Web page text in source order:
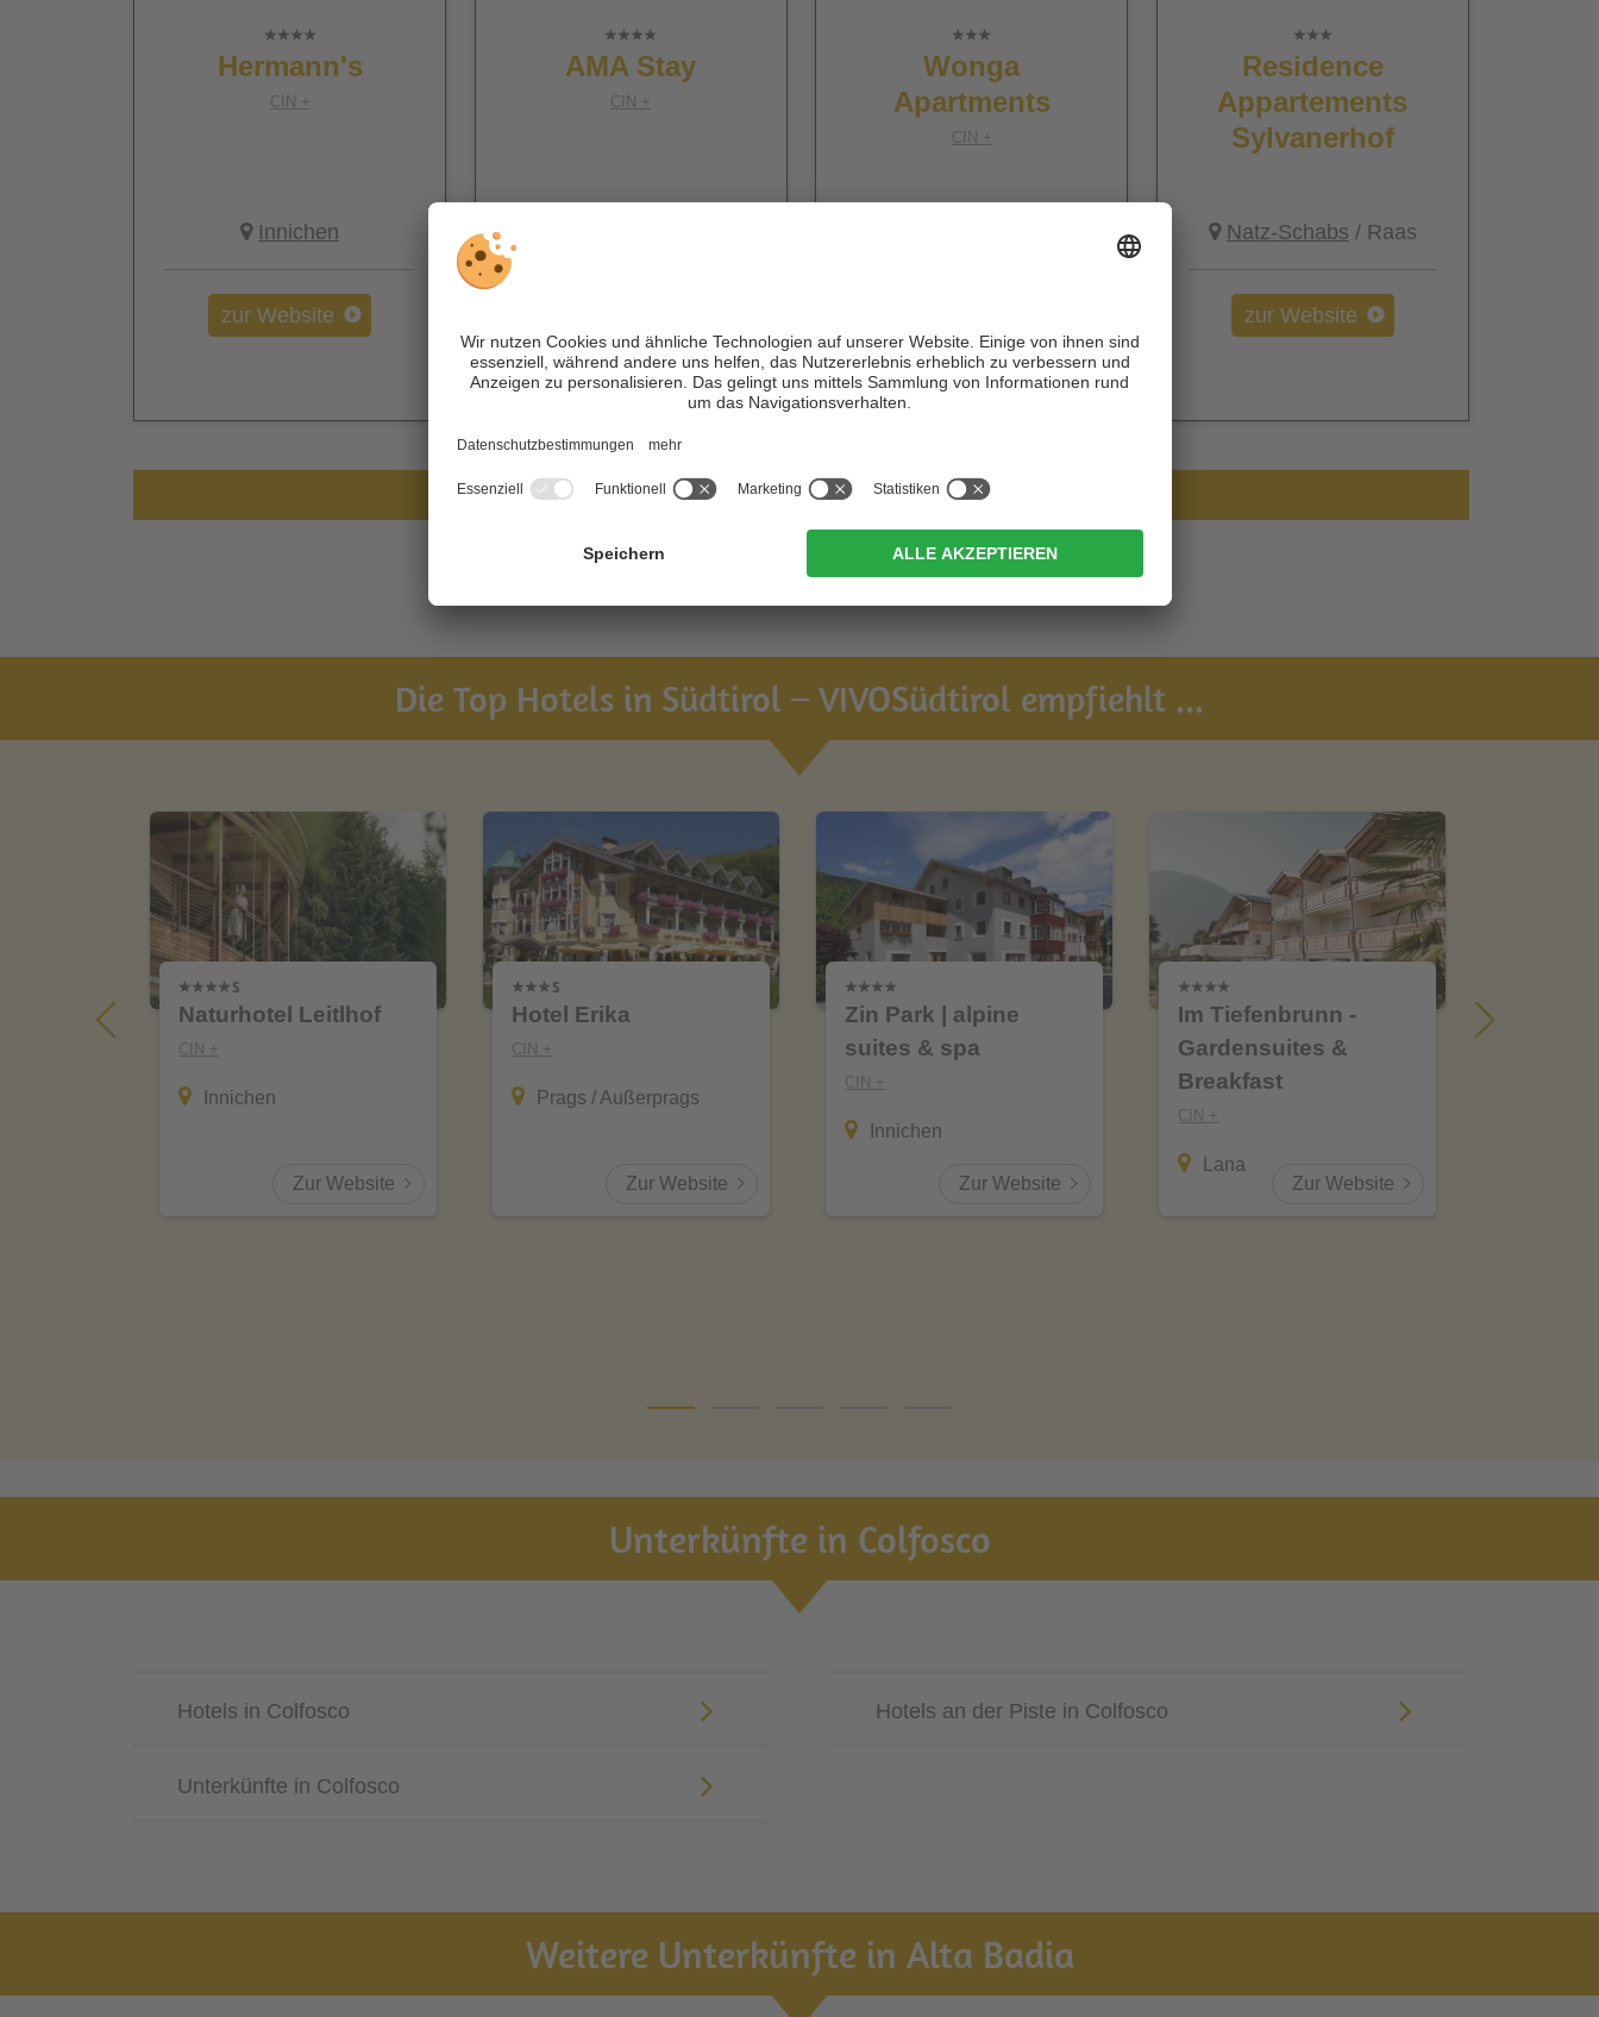
Hermann's
CIN +
Innichen
zur Website
AMA Stay
CIN +
Wonga
Apartments
CIN +
Residence
Appartements
Sylvanerhof
Natz-Schabs / Raas
zur Website
weitere Unterkünfte anzeigen
Die Top Hotels in Südtirol – VIVOSüdtirol empfiehlt ...
Naturhotel Leitlhof
CIN +
Innichen
Zur Website
Hotel Erika
CIN +
Prags / Außerprags
Zur Website
Zin Park | alpine
suites & spa
CIN +
Innichen
Zur Website
Im Tiefenbrunn -
Gardensuites &
Breakfast
CIN +
Lana
Zur Website
Unterkünfte in Colfosco
Hotels in Colfosco Hotels an der Piste in Colfosco
Unterkünfte in Colfosco
Weitere Unterkünfte in Alta Badia